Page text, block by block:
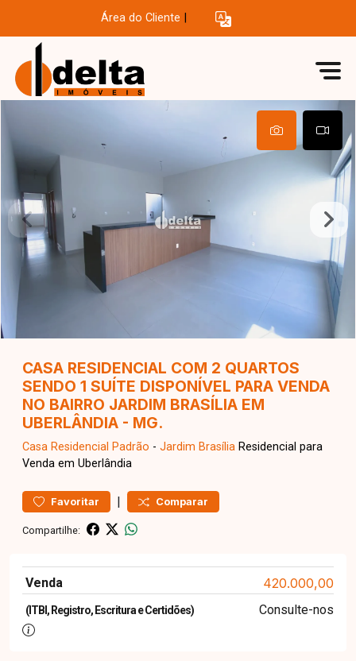
Área do Cliente
CASA RESIDENCIAL COM 2 QUARTOS
SENDO 1 SUÍTE DISPONÍVEL PARA VENDA
NO BAIRRO JARDIM BRASÍLIA EM
UBERLÂNDIA - MG.
Casa Residencial Padrão - Jardim Brasília Residencial para
Venda em Uberlândia
Favoritar | Comparar
Compartilhe:
Venda 420.000,00
(ITBI, Registro, Escritura e Certidões) Consulte-nos